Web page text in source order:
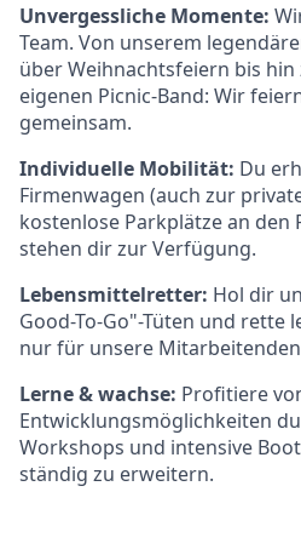
Unvergessliche Momente:
Team. Von unserem
über Weihnachtsfeiern bis
eigenen Picnic-Band: Wir
gemeinsam.
Individuelle Mobilität: Du
Firmenwagen (auch zur
kostenlose Parkplätze an den
stehen dir zur Verfügung.
Lebensmittelretter: Hol dir
Good-To-Go"-Tüten und rette
nur für unsere
Lerne & wachse: Profitiere
Entwicklungsmöglichkeiten
Workshops und intensive
ständig zu erweitern.